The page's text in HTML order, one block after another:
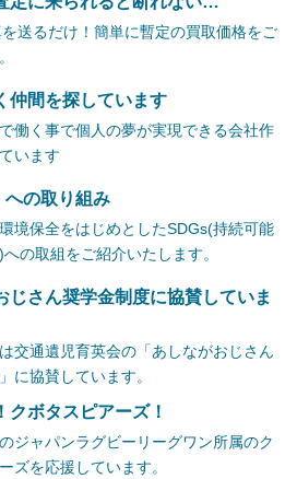
送るだけ！簡単に暫定の買取価格をご
仲間を探しています
働く事で個人の夢が実現できる会社作
います
への取り組み
境保全をはじめとしたSDGs(持続可能
の取組をご紹介いたします。
じさん奨学金制度に協賛していま
交通遺児育英会の「あしながおじさん
に協賛しています。
クボタスピアーズ！
ジャパンラグビーリーグワン所属のク
ズを応援しています。